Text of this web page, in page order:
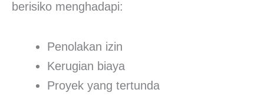
berisiko menghadapi:
Penolakan izin
Kerugian biaya
Proyek yang tertunda